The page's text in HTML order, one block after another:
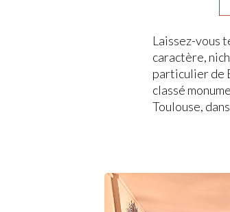
Laissez-vous
caractère,
particulier de
classé
Toulouse,
Saint-
savant
gastronomie